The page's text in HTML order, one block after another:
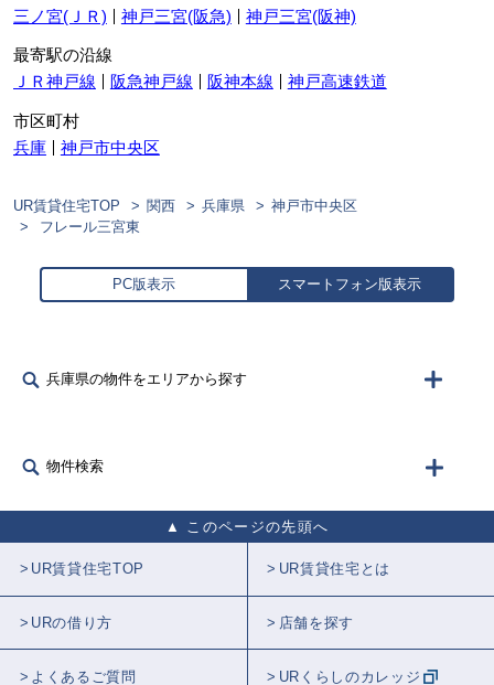
三ノ宮(ＪＲ)
神戸三宮(阪急) 神戸三宮(阪神)
最寄駅の沿線
ＪＲ神戸線
阪急神戸線 阪神本線 神戸高速鉄道
市区町村
兵庫
神戸市中央区
UR賃貸住宅TOP 関西 兵庫県
神戸市中央区
フレール三宮東
PC版表示 スマートフォン版表示
兵庫県の物件をエリアから探す
物件検索
このページの先頭へ
UR賃貸住宅TOP UR賃貸住宅とは
URの借り方 店舗を探す
よくあるご質問 URくらしのカレッジ